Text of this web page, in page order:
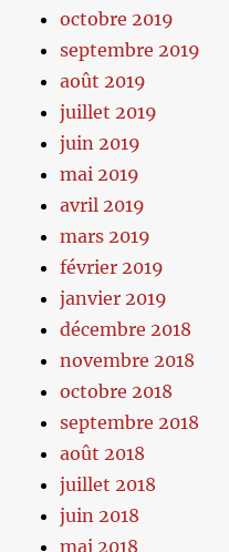
octobre 2019
septembre 2019
août 2019
juillet 2019
juin 2019
mai 2019
avril 2019
mars 2019
février 2019
janvier 2019
décembre 2018
novembre 2018
octobre 2018
septembre 2018
août 2018
juillet 2018
juin 2018
mai 2018